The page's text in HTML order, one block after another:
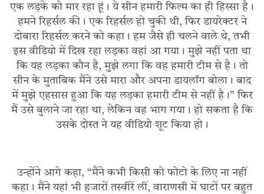
एक लड़के को मार रहा हूं। ये सीन हमारी फिल्म का ही हिस्सा है।
हमने रिहर्सल की। एक रिहर्सल हो चुकी थी, फिर डायरेक्टर ने
दोबारा रिहर्सल करने को कहा। हम जैसे ही चलने वाले थे, तभी
इस वीडियो में दिख रहा लड़का वहां आ गया। मुझे नहीं पता था
कि यह लड़का कौन है, मुझे लगा कि वह हमारी टीम से है। तो
सीन के मुताबिक मैंने उसे मारा और अपना डायलॉग बोला। बाद
में मुझे एहसास हुआ कि यह लड़का हमारी टीम से नहीं है।” फिर
मैं उसे बुलाने जा रहा था, लेकिन वह भाग गया। हो सकता है कि
उसके दोस्त ने यह वीडियो शूट किया हो।
उन्होंने आगे कहा, “मैंने कभी किसी को फोटो के लिए ना नहीं
कहा। मैंने यहां भी हजारों तस्वीरें लीं, वाराणसी में घाटों पर बहुत